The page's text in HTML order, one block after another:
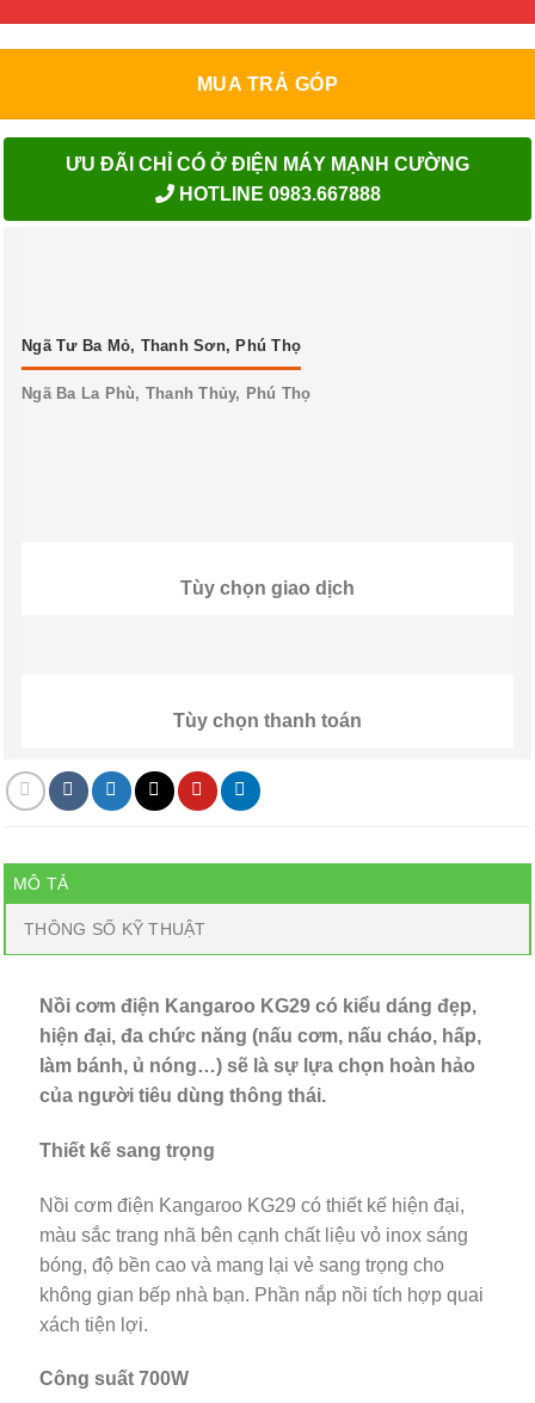
MUA TRẢ GÓP
ƯU ĐÃI CHỈ CÓ Ở ĐIỆN MÁY MẠNH CƯỜNG
HOTLINE 0983.667888
Ngã Tư Ba Mỏ, Thanh Sơn, Phú Thọ
Ngã Ba La Phù, Thanh Thủy, Phú Thọ
Tùy chọn giao dịch
Tùy chọn thanh toán
MÔ TẢ
THÔNG SỐ KỸ THUẬT
Nồi cơm điện Kangaroo KG29 có kiểu dáng đẹp,
hiện đại, đa chức năng (nấu cơm, nấu cháo, hấp,
làm bánh, ủ nóng…) sẽ là sự lựa chọn hoàn hảo
của người tiêu dùng thông thái.
Thiết kế sang trọng
Nồi cơm điện Kangaroo KG29 có thiết kế hiện đại,
màu sắc trang nhã bên cạnh chất liệu vỏ inox sáng
bóng, độ bền cao và mang lại vẻ sang trọng cho
không gian bếp nhà bạn. Phần nắp nồi tích hợp quai
xách tiện lợi.
Công suất 700W